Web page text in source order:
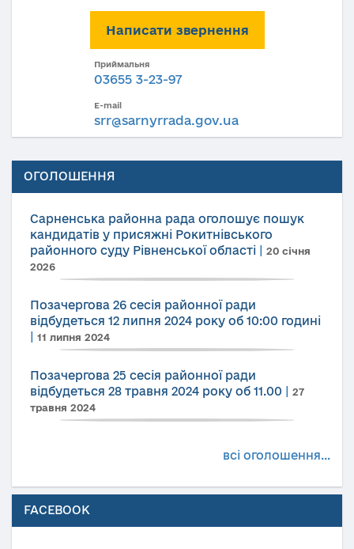
Написати звернення
Приймальня
03655 3-23-97
E-mail
srr@sarnyrrada.gov.ua
ОГОЛОШЕННЯ
Сарненська районна рада оголошує пошук
кандидатів у присяжні Рокитнівського
районного суду Рівненської області
20 січня
2026
Позачергова 26 сесія районної ради
відбудеться 12 липня 2024 року об 10:00 годині
11 липня 2024
Позачергова 25 сесія районної ради
відбудеться 28 травня 2024 року об 11.00
27
травня 2024
всі оголошення...
FACEBOOK